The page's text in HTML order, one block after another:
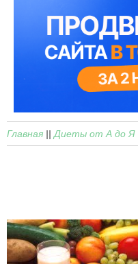
Главная || Диеты от А до Я